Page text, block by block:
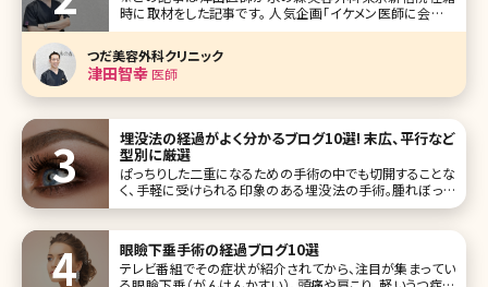
時に取材をした記事です。 人気企画「イケメン医師に会いた
い!」第五回は全国に4院を展開する水の森美容外科東京新
宿院の津田智幸(つだ ともゆき)院長です。 笑顔が優しい津
田院長。医師として憧れているお父様のことや患者様への思
いを語ってもらいました。
つだ美容外科クリニック
津田智幸医師
埋没法の経過がよく分かるブログ10選! 末広、平行など
型別に厳選
ぱっちりした二重になるための手術の中でも切開することな
く、手軽に受けられる印象のある埋没法の手術。腫れぼった
いまぶたがイヤで毎朝アイプチやメザイクで二重にしてから
ンタイムが少ないと言われてい
眼瞼下垂手術の経過ブログ10選
テレビ番組でその症状が紹介されてから、注目が集まってい